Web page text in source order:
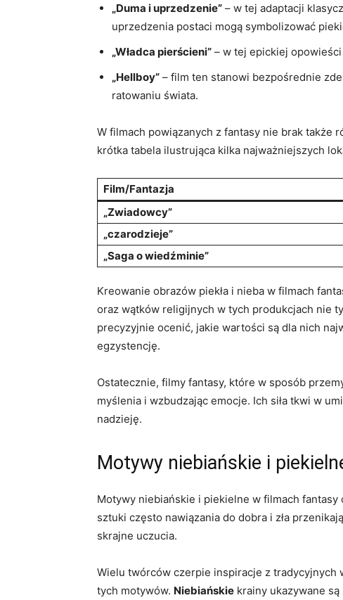
„Duma i uprzedzenie” – w tej adaptacji
uprzedzenia postaci mogą symbolizować
„Władca pierścieni” – w tej epickiej
„Hellboy” – film ten stanowi bezpośrednie
ratowaniu świata.
W filmach powiązanych z fantasy nie brak także
krótka tabela ilustrująca kilka najważniejszych
Film/Fantazja
„Zwiadowcy”
„czarodzieje”
„Saga o wiedźminie”
Kreowanie obrazów piekła i nieba w filmach
oraz wątków religijnych w tych produkcjach nie
precyzyjnie ocenić, jakie wartości są dla nich
egzystencję.
Ostatecznie, filmy fantasy, które w sposób
myślenia i wzbudzając emocje. Ich siła tkwi w
nadzieję.
Motywy niebiańskie i
Motywy niebiańskie i piekielne w filmach fantasy
sztuki często nawiązania do dobra i zła
skrajne uczucia.
Wielu twórców czerpie inspiracje z tradycyjnych
tych motywów. Niebiańskie krainy ukazywane